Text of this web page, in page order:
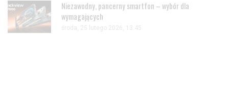
Niezawodny, pancerny smartfon – wybór dla
wymagających
środa, 25 lutego 2026, 13:45